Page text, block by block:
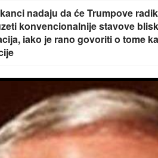
nadaju da će Trumpove
konvencionalnije stavove
iako je rano govoriti o tome